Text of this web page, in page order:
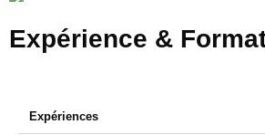
Expérience &
Expériences